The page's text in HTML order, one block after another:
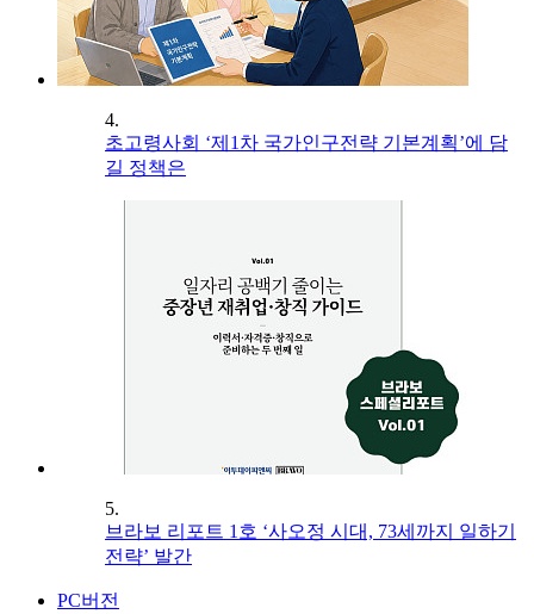
4.
초고령사회 ‘제1차 국가인구전략 기본계획’에 담
길 정책은
5.
브라보 리포트 1호 ‘사오정 시대, 73세까지 일하기
전략’ 발간
PC버전